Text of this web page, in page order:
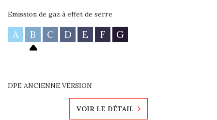
Emission de gaz à effet de serre
A B C D E F G
DPE ANCIENNE VERSION
VOIR LE DÉTAIL